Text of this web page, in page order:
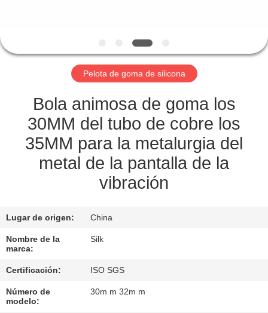
DE
CALIDAD
ÉNTRENOS
CONTACTO
CASOS
PIDA
UNA
Pelota de goma de silicona
Bola animosa de goma los
30MM del tubo de cobre los
35MM para la metalurgia del
metal de la pantalla de la
vibración
Lugar de origen: China
Nombre de la
marca:
Silk
Certificación: ISO SGS
Número de
modelo:
30m m 32m m